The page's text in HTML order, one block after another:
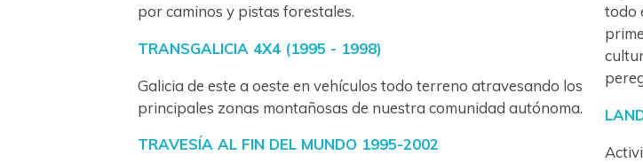
por caminos y pistas forestales.
TRANSGALICIA 4X4 (1995 - 1998)
Galicia de este a oeste en vehículos todo terreno atravesando los
principales zonas montañosas de nuestra comunidad autónoma.
TRAVESÍA AL FIN DEL MUNDO 1995-2002
todo